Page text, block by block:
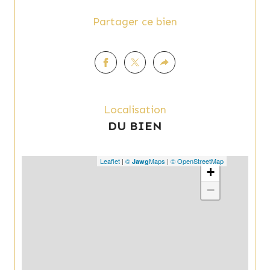
exposé sont disponibles sur le site Géorisques
Partager ce bien
Localisation
DU BIEN
+
−
Leaflet | © JawgMaps | © OpenStreetMap